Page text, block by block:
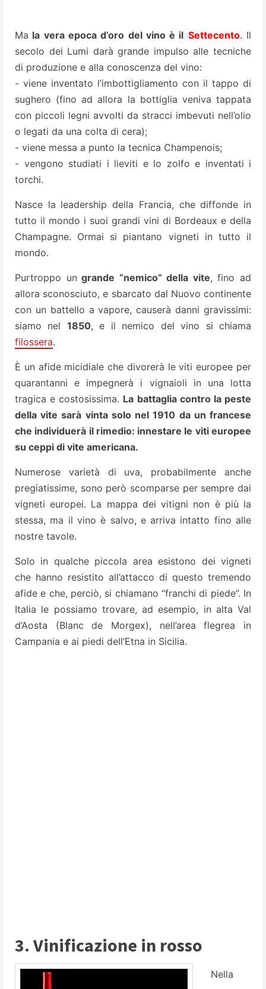
Ma la vera epoca d’oro del vino è il Settecento. Il
secolo dei Lumi darà grande impulso alle tecniche
di produzione e alla conoscenza del vino:
- viene inventato l’imbottigliamento con il tappo di
sughero (fino ad allora la bottiglia veniva tappata
con piccoli legni avvolti da stracci imbevuti nell’olio
o legati da una colta di cera);
- viene messa a punto la tecnica Champenois;
- vengono studiati i lieviti e lo zolfo e inventati i
torchi.
Nasce la leadership della Francia, che diffonde in
tutto il mondo i suoi grandi vini di Bordeaux e della
Champagne. Ormai si piantano vigneti in tutto il
mondo.
Purtroppo un grande “nemico” della vite, fino ad
allora sconosciuto, e sbarcato dal Nuovo continente
con un battello a vapore, causerà danni gravissimi:
siamo nel 1850, e il nemico del vino si chiama
filossera.
È un afide micidiale che divorerà le viti europee per
quarantanni e impegnerà i vignaioli in una lotta
tragica e costosissima. La battaglia contro la peste
della vite sarà vinta solo nel 1910 da un francese
che individuerà il rimedio: innestare le viti europee
su ceppi di vite americana.
Numerose varietà di uva, probabilmente anche
pregiatissime, sono però scomparse per sempre dai
vigneti europei. La mappa dei vitigni non è più la
stessa, ma il vino è salvo, e arriva intatto fino alle
nostre tavole.
Solo in qualche piccola area esistono dei vigneti
che hanno resistito all’attacco di questo tremendo
afide e che, perciò, si chiamano “franchi di piede”. In
Italia le possiamo trovare, ad esempio, in alta Val
d’Aosta (Blanc de Morgex), nell’area flegrea in
Campania e ai piedi dell’Etna in Sicilia.
3. Vinificazione in rosso
Nella